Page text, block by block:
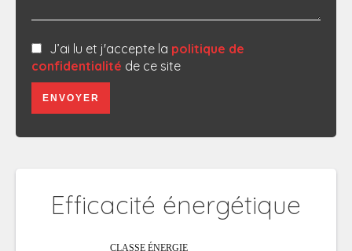
J’ai lu et j'accepte la politique de
confidentialité de ce site
ENVOYER
Efficacité énergétique